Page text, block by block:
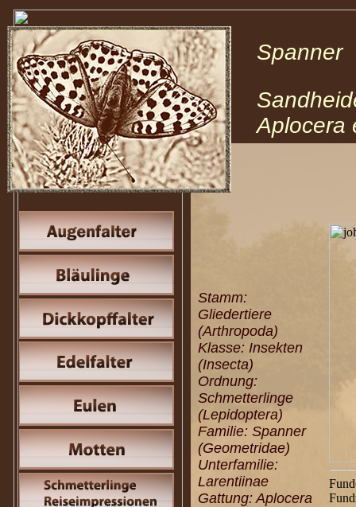
Aplocera
Stamm:
Gliedertiere
(Arthropoda)
Klasse: Insekten
(Insecta)
Ordnung:
Schmetterlinge
(Lepidoptera)
Familie: Spanner
(Geometridae)
Unterfamilie:
Larentiinae
Gattung: Aplocera